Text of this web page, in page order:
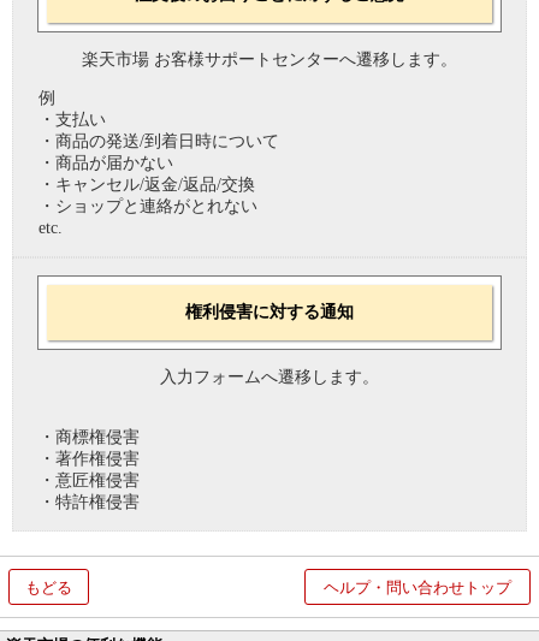
楽天市場 お客様サポートセンターへ遷移します。
例
・支払い
・商品の発送/到着日時について
・商品が届かない
・キャンセル/返金/返品/交換
・ショップと連絡がとれない
etc.
権利侵害に対する通知
入力フォームへ遷移します。
・商標権侵害
・著作権侵害
・意匠権侵害
・特許権侵害
もどる ヘルプ・問い合わせトップ